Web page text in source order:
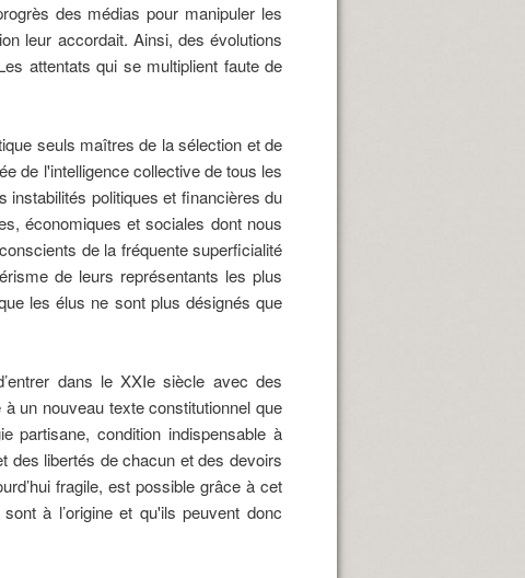
des médias pour manipuler les
leur accordait. Ainsi, des évolutions
attentats qui se multiplient faute de
seuls maîtres de la sélection et de
de l'intelligence collective de tous les
instabilités politiques et financières du
économiques et sociales dont nous
de la fréquente superficialité
de leurs représentants les plus
les élus ne sont plus désignés que
dans le XXIe siècle avec des
un nouveau texte constitutionnel que
partisane, condition indispensable à
des libertés de chacun et des devoirs
fragile, est possible grâce à cet
à l’origine et qu'ils peuvent donc